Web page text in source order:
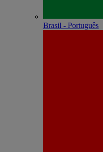
Brasil - Português